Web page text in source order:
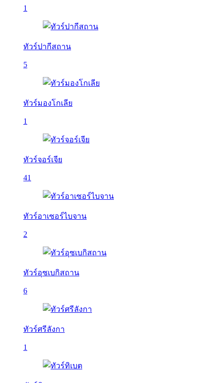
1
ทัวร์ปากีสถาน
5
ทัวร์มองโกเลีย
1
ทัวร์จอร์เจีย
41
ทัวร์อาเซอร์ไบจาน
2
ทัวร์อุซเบกิสถาน
6
ทัวร์ศรีลังกา
1